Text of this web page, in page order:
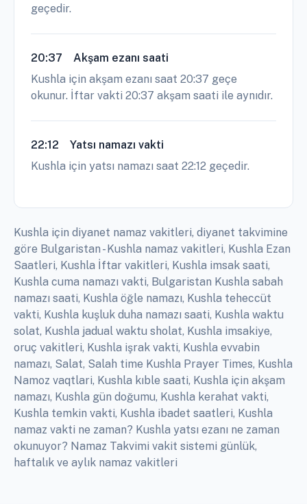
geçedir.
20:37
Akşam ezanı saati
Kushla için akşam ezanı saat 20:37 geçe
okunur. İftar vakti 20:37 akşam saati ile aynıdır.
22:12
Yatsı namazı vakti
Kushla için yatsı namazı saat 22:12 geçedir.
Kushla için diyanet namaz vakitleri, diyanet takvimine
göre Bulgaristan - Kushla namaz vakitleri, Kushla Ezan
Saatleri, Kushla İftar vakitleri, Kushla imsak saati,
Kushla cuma namazı vakti, Bulgaristan Kushla sabah
namazı saati, Kushla öğle namazı, Kushla teheccüt
vakti, Kushla kuşluk duha namazı saati, Kushla waktu
solat, Kushla jadual waktu sholat, Kushla imsakiye,
oruç vakitleri, Kushla işrak vakti, Kushla evvabin
namazı, Salat, Salah time Kushla Prayer Times, Kushla
Namoz vaqtlari, Kushla kıble saati, Kushla için akşam
namazı, Kushla gün doğumu, Kushla kerahat vakti,
Kushla temkin vakti, Kushla ibadet saatleri, Kushla
namaz vakti ne zaman? Kushla yatsı ezanı ne zaman
okunuyor? Namaz Takvimi vakit sistemi günlük,
haftalık ve aylık namaz vakitleri